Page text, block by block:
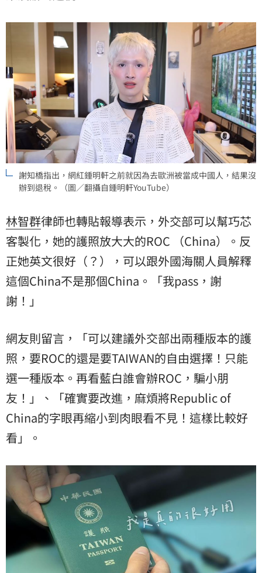
謝知橋指出，網紅鍾明軒之前就因為去歐洲被當成中國人，結果沒
辦到退稅。（圖／翻攝自鍾明軒YouTube）
林智群律師也轉貼報導表示，外交部可以幫巧芯
客製化，她的護照放大大的ROC （China）。反
正她英文很好（？），可以跟外國海關人員解釋
這個China不是那個China。「我pass，謝
謝！」
網友則留言，「可以建議外交部出兩種版本的護
照，要ROC的還是要TAIWAN的自由選擇！只能
選一種版本。再看藍白誰會辦ROC，騙小朋
友！」、「確實要改進，麻煩將Republic of
China的字眼再縮小到肉眼看不見！這樣比較好
看」。